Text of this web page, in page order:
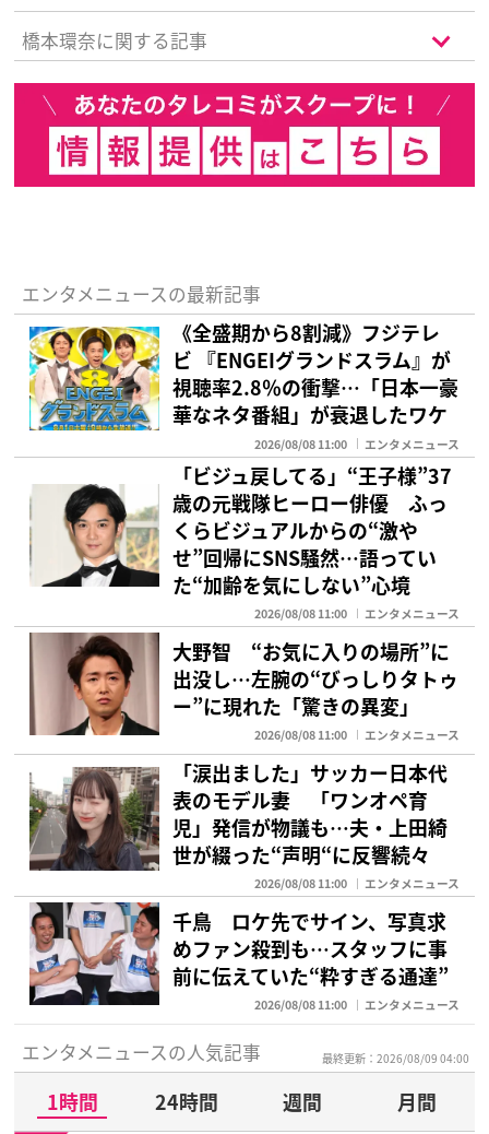
ト』を抑えた1位は？
橋本環奈に関する記事
エンタメニュースの最新記事
《全盛期から8割減》フジテレ
ビ 『ENGEIグランドスラム』が
視聴率2.8％の衝撃…「日本一豪
華なネタ番組」が衰退したワケ
2026/08/08 11:00 エンタメニュース
「ビジュ戻してる」“王子様”37
歳の元戦隊ヒーロー俳優 ふっ
くらビジュアルからの“激や
せ”回帰にSNS騒然…語ってい
た“加齢を気にしない”心境
2026/08/08 11:00 エンタメニュース
大野智 “お気に入りの場所”に
出没し…左腕の“びっしりタトゥ
ー”に現れた「驚きの異変」
2026/08/08 11:00 エンタメニュース
「涙出ました」サッカー日本代
表のモデル妻 「ワンオペ育
児」発信が物議も…夫・上田綺
世が綴った“声明“に反響続々
2026/08/08 11:00 エンタメニュース
千鳥 ロケ先でサイン、写真求
めファン殺到も…スタッフに事
前に伝えていた“粋すぎる通達”
2026/08/08 11:00 エンタメニュース
エンタメニュースの人気記事 最終更新：2026/08/09 04:00
1時間 24時間 週間
月間